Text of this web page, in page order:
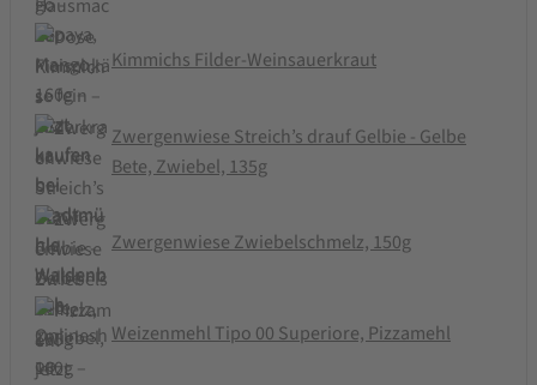
Kimmichs Filder-Weinsauerkraut
Zwergenwiese Streich’s drauf Gelbie - Gelbe
Bete, Zwiebel, 135g
Zwergenwiese Zwiebelschmelz, 150g
Weizenmehl Tipo 00 Superiore, Pizzamehl